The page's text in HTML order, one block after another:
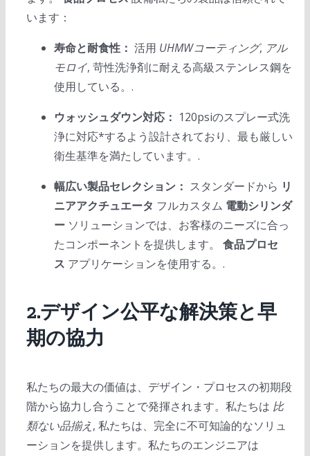
います：
寿命と耐食性： 活用 UHMWコーティング, アル
モロイ, 苛性洗浄剤に耐える高級ステンレス鋼を
使用している。.
ウォッシュダウン対応： 120psiのスプレー式洗
浄に対応*するよう設計されており、最も厳しい
衛生基準を満たしています。.
幅広い製品セレクション： スタンダードから リ
ニアアクチュエータ フルカスタム 電動シリンダ
ーソリューションでは、お客様のニーズに合っ
たコンポーネントを提供します。 食品プロセ
ス アプリケーションを使用する。.
2.デザイン公平な解決策と早
期の協力
私たちの最大の価値は、デザイン・プロセスの初期段
階から協力し合うことで発揮されます。私たちは 比
類ない品揃え, 私たちは、完全に不可知論的なソリュ
ーションを提供します。私たちのエンジニアは